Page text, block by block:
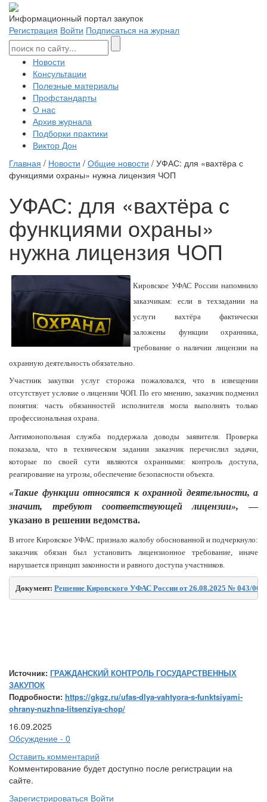
Информационный портал закупок
Регистрация Войти Подписаться на журнал
Новости
Консультации
Полезные материалы
Профстандарты
О нас
Архив журнала
Подборки практики
Виктор Дон
Главная / Новости / Общие новости / УФАС: для «вахтёра с
функциями охраны» нужна лицензия ЧОП
УФАС: для «вахтёра с
функциями охраны»
нужна лицензия ЧОП
Кировское УФАС России напомнило
заказчикам: если в техзадании на
услуги вахтёра фактически
заложены функции охранника,
требование о наличии лицензии на
охранную деятельность обязательно.
Участник закупки услуг сторожа пожаловался, что в извещении
отсутствует условие о лицензии ЧОП. По его мнению, заказчик подменил
понятия: часть обязанностей исполнителя могла выполнять только
профессиональная охрана.
Антимонопольная служба поддержала доводы заявителя. Проверка
показала, что в техническом задании заказчик перечислил задачи,
которые по своей сути являются охранными: контроль доступа,
реагирование на угрозы, обеспечение безопасности объекта.
«Такие функции относятся к охранной деятельности, а
значит, требуют соответствующей лицензии», —
указано в решении ведомства.
В итоге Кировское УФАС признало жалобу обоснованной и подчеркнуло:
заказчик обязан был установить лицензионное требование, иначе
нарушается принцип законности и равного доступа участников.
Документ: Решение Кировского УФАС России от 26.08.2025 № 043/06/
Источник: ГРАЖДАНСКИЙ КОНТРОЛЬ ГОСУДАРСТВЕННЫХ
ЗАКУПОК
Подробности: https://gkgz.ru/ufas-dlya-vahtyora-s-funktsiyami-
ohrany-nuzhna-litsenziya-chop/
16.09.2025
Обсуждение - 0
Оставить комментарий
Комментирование будет доступно после регистрации на
сайте.
Зарегистрироваться Войти